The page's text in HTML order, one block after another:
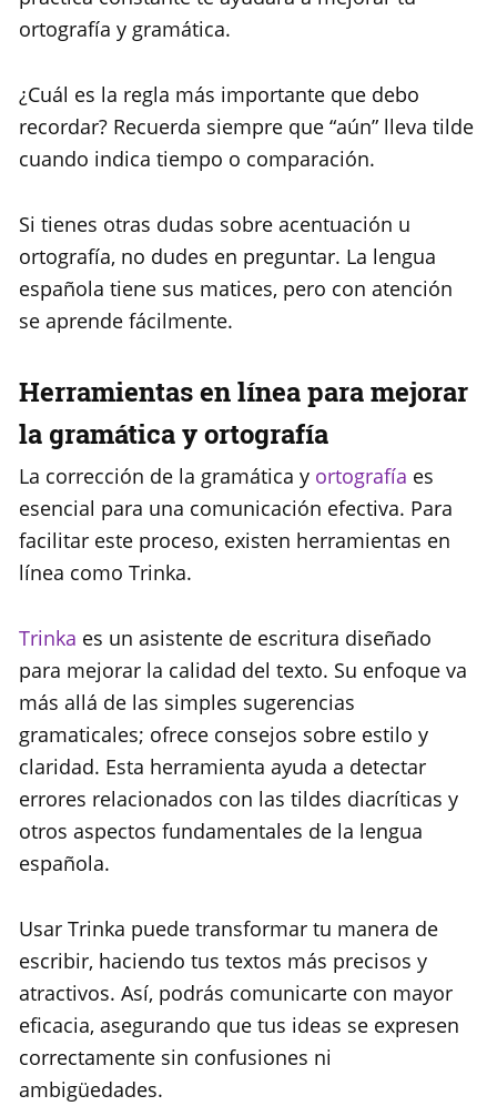
ortografía y gramática.
¿Cuál es la regla más importante que debo
recordar? Recuerda siempre que “aún” lleva tilde
cuando indica tiempo o comparación.
Si tienes otras dudas sobre acentuación u
ortografía, no dudes en preguntar. La lengua
española tiene sus matices, pero con atención
se aprende fácilmente.
Herramientas en línea para mejorar
la gramática y ortografía
La corrección de la gramática y ortografía es
esencial para una comunicación efectiva. Para
facilitar este proceso, existen herramientas en
línea como Trinka.
Trinka es un asistente de escritura diseñado
para mejorar la calidad del texto. Su enfoque va
más allá de las simples sugerencias
gramaticales; ofrece consejos sobre estilo y
claridad. Esta herramienta ayuda a detectar
errores relacionados con las tildes diacríticas y
otros aspectos fundamentales de la lengua
española.
Usar Trinka puede transformar tu manera de
escribir, haciendo tus textos más precisos y
atractivos. Así, podrás comunicarte con mayor
eficacia, asegurando que tus ideas se expresen
correctamente sin confusiones ni
ambigüedades.